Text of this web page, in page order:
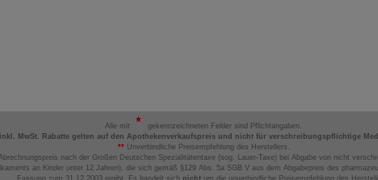
Alle mit
gekennzeichneten Felder sind Pflichtangaben.
inkl. MwSt. Rabatte gelten auf den Apothekenverkaufspreis und nicht für verschreibungspflichtige
**Unverbindliche Preisempfehlung des Herstellers.
nach der Großen Deutschen Spezialitätentaxe (sog. Lauer-Taxe) bei Abgabe von nicht
an Kinder unter 12 Jahren), die sich gemäß §129 Abs. 5a SGB V aus dem Abgabepreis des
Fassung zum 31.12.2003 ergibt. Es handelt sich nicht um die unverbindliche Preisempfehlung des